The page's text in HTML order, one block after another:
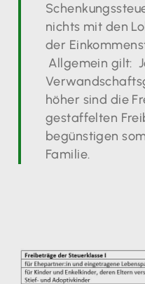
nichts mit den
der
Allgemein gilt:
höher sind die
gestaffelten
begünstigen
Familie.